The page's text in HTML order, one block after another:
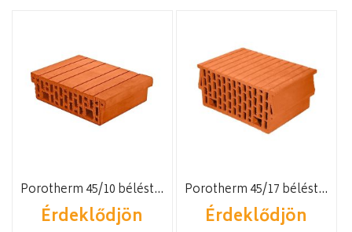
Porotherm 45/10 béléstest
Érdeklődjön
Porotherm 45/17 béléstest
Érdeklődjön